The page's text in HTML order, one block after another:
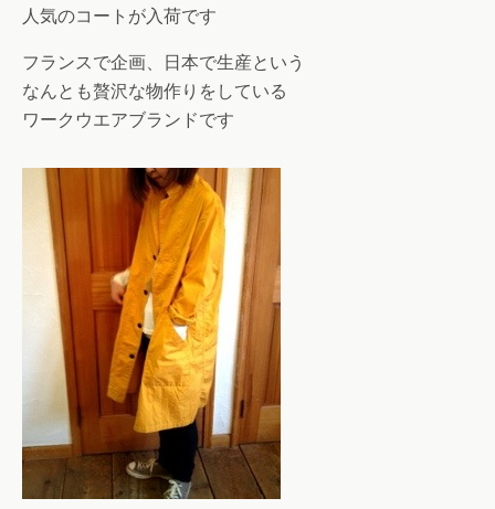
人気のコートが入荷です
フランスで企画、日本で生産という
なんとも贅沢な物作りをしている
ワークウエアブランドです